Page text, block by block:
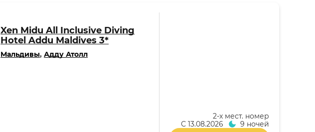
Xen Midu All Inclusive Diving
Hotel Addu Maldives 3*
Мальдивы, Адду Атолл
2-x мест. номер
С 13.08.2026 9 ночей